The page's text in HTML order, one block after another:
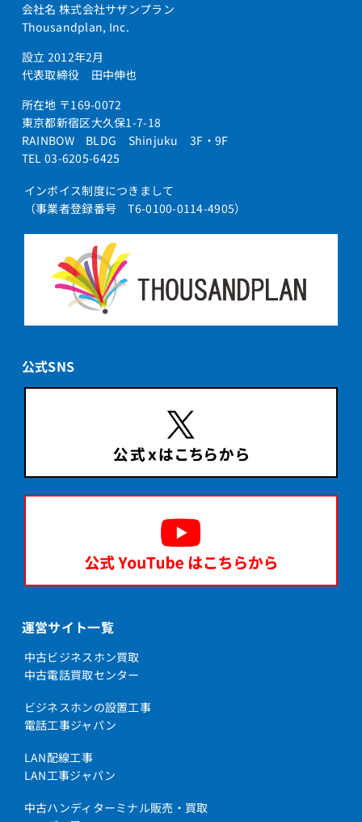
会社名 株式会社サザンプラン
Thousandplan, Inc.
設立 2012年2月
代表取締役 田中伸也
所在地 〒169-0072
東京都新宿区大久保1-7-18
RAINBOW BLDG Shinjuku 3F・9F
TEL 03-6205-6425
インボイス制度につきまして
（事業者登録番号 T6-0100-0114-4905）
公式SNS
運営サイト一覧
中古ビジネスホン買取
中古電話買取センター
ビジネスホンの設置工事
電話工事ジャパン
LAN配線工事
LAN工事ジャパン
中古ハンディターミナル販売・買取